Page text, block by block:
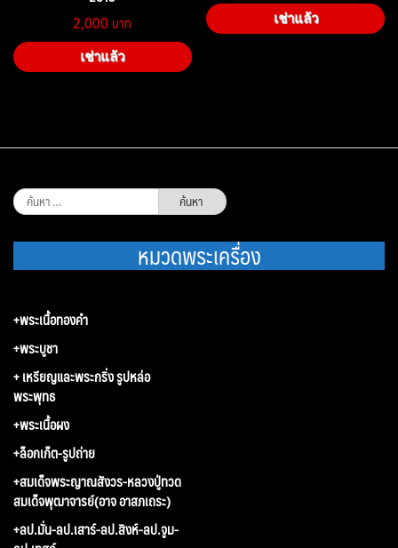
2,000
เช่าแล้ว
เช่าแล้ว
ค้นหา
สำหรับ:
หมวดพระเครื่อง
+พระเนื้อทองคำ
+พระบูชา
+ เหรียญและพระกริ่ง รูปหล่อ
พระพุทธ
+พระเนื้อผง
+ล็อกเก็ต-รูปถ่าย
+สมเด็จพระญาณสังวร-หลวงปู่ทวด
สมเด็จพุฒาจารย์(อาจ อาสภเถระ)
+ลป.มั่น-ลป.เสาร์-ลป.สิงห์-ลป.จูม-